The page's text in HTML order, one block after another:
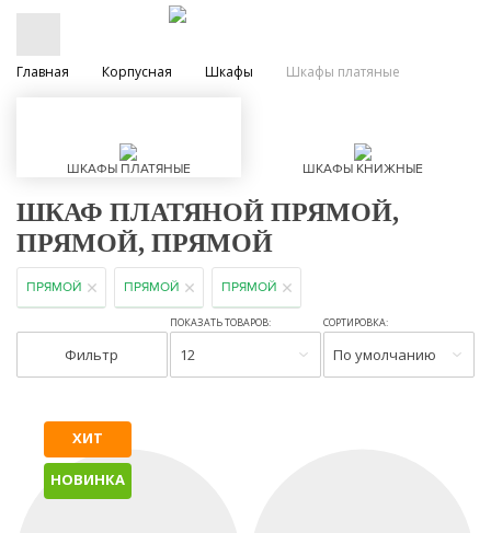
Главная Корпусная Шкафы Шкафы платяные
ШКАФЫ ПЛАТЯНЫЕ ШКАФЫ КНИЖНЫЕ
ШКАФ ПЛАТЯНОЙ ПРЯМОЙ,
ПРЯМОЙ, ПРЯМОЙ
ПРЯМОЙ ПРЯМОЙ ПРЯМОЙ
Фильтр
ПОКАЗАТЬ ТОВАРОВ:
12
СОРТИРОВКА:
По умолчанию
ХИТ
НОВИНКА